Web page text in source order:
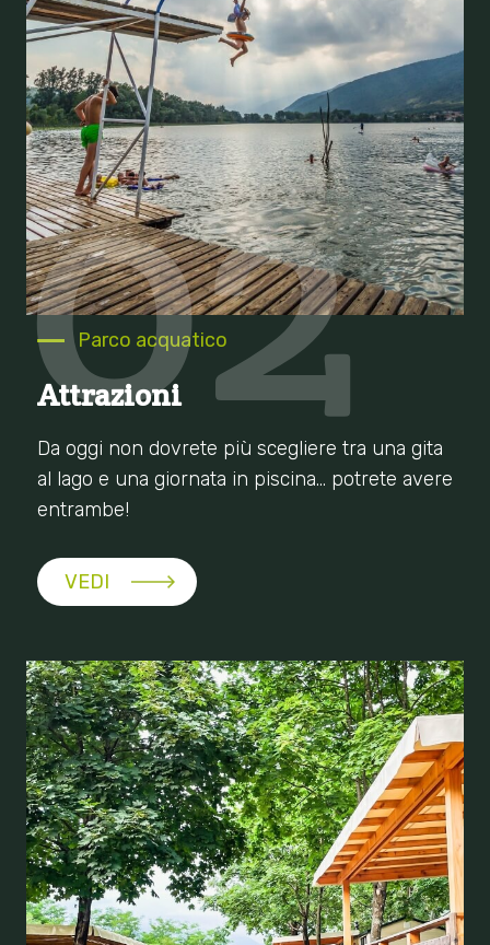
02
Parco acquatico
Attrazioni
Da oggi non dovrete più scegliere tra una gita
al lago e una giornata in piscina… potrete avere
entrambe!
VEDI